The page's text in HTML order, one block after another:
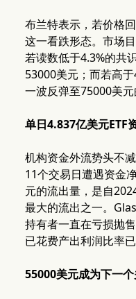
布兰特表示，若价格
这一看跌形态。市场
若读数低于4.3%的共
53000美元；而若高
一波反弹至75000美元
单日4.837亿美元ETF
机构资金外流势头不
11个交易日遭遇资金
元的流出量，是自
最大的流出之一。
持有者一直在亏损抛
已花费产出利润比率已
55000美元成为下一